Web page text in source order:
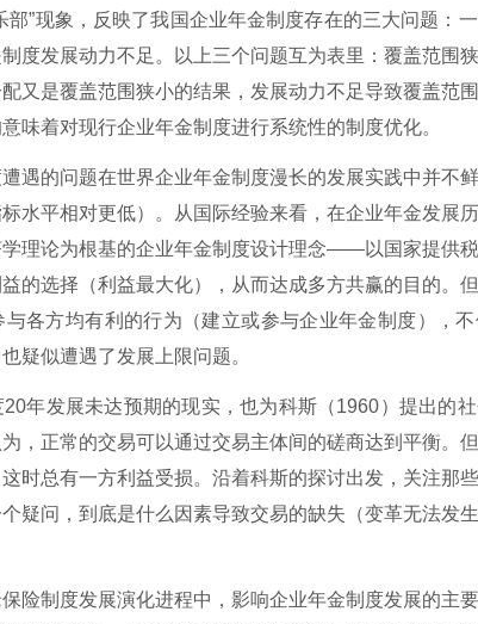
部”现象，反映了我国企业年金制度存在的三大问题：
度发展动力不足。以上三个问题互为表里：覆盖范围
又是覆盖范围狭小的结果，发展动力不足导致覆盖范
味着对现行企业年金制度进行系统性的制度优化。
遇的问题在世界企业年金制度漫长的发展实践中并不
水平相对更低）。从国际经验来看，在企业年金发展
理论为根基的企业年金制度设计理念——以国家提供税
的选择（利益最大化），从而达成多方共赢的目的。
各方均有利的行为（建立或参与企业年金制度），
疑似遭遇了发展上限问题。
20年发展未达预期的现实， 也为科斯（1960）提出的
，正常的交易可以通过交易主体间的磋商达到平衡。
时总有一方利益受损。沿着科斯的探讨出发，关注那
疑问，到底是什么因素导致交易的缺失（变革无法发
险制度发展演化进程中，影响企业年金制度发展的主